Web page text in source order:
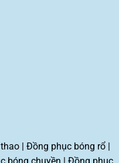
| Đồng phục bóng rổ|
bóng chuyền | Đồng phục